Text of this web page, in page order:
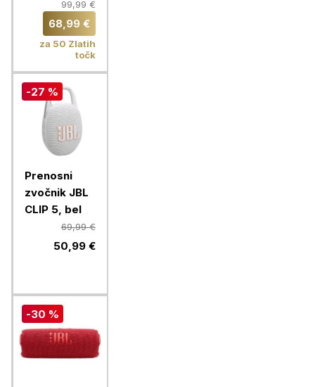
Grip, white
99,99 €
68,99 €
za 50 Zlatih
točk
-27 %
Prenosni
zvočnik JBL
CLIP 5, bel
69,99 €
50,99 €
-30 %